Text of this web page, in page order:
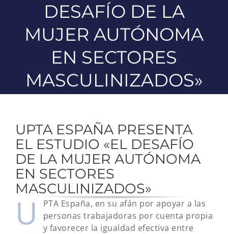
DESAFÍO DE LA
MUJER AUTÓNOMA
EN SECTORES
MASCULINIZADOS»
UPTA ESPAÑA PRESENTA
EL ESTUDIO «EL DESAFÍO
DE LA MUJER AUTÓNOMA
EN SECTORES
MASCULINIZADOS»
U
PTA España, en su afán por apoyar a las
personas trabajadoras por cuenta propia
y favorecer la igualdad efectiva entre